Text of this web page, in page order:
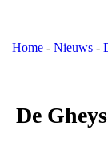
Home - Nieuws -
De